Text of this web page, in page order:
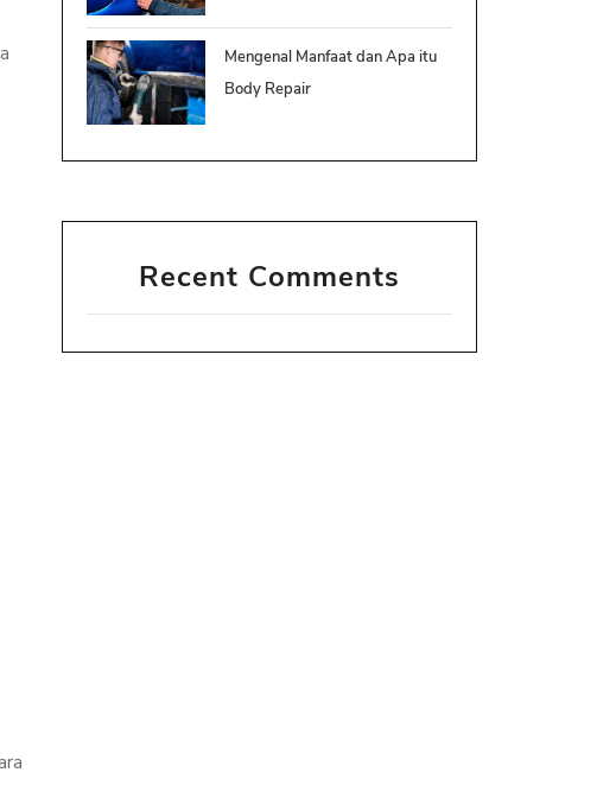
Mengenal Manfaat dan Apa itu
Body Repair
Recent Comments